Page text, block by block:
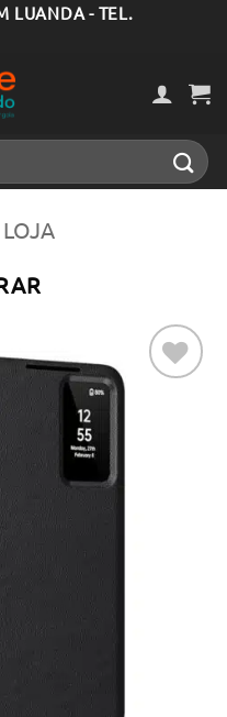
LUANDA - TEL.
LOJA
Adicionar